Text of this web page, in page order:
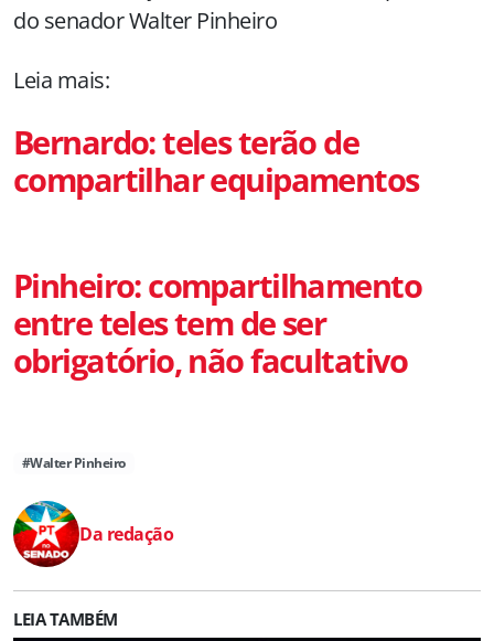
do senador Walter Pinheiro
Leia mais:
Bernardo: teles terão de
compartilhar equipamentos
Pinheiro: compartilhamento
entre teles tem de ser
obrigatório, não facultativo
#Walter Pinheiro
Da redação
LEIA TAMBÉM